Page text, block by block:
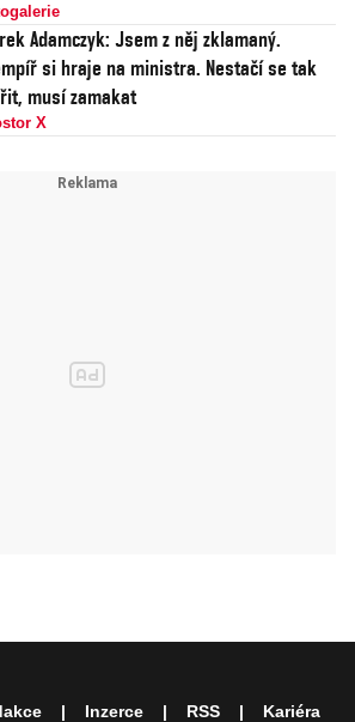
Adamczyk: Jsem z něj zklamaný.
si hraje na ministra. Nestačí se tak
musí zamakat
X
Inzerce RSS Kariéra